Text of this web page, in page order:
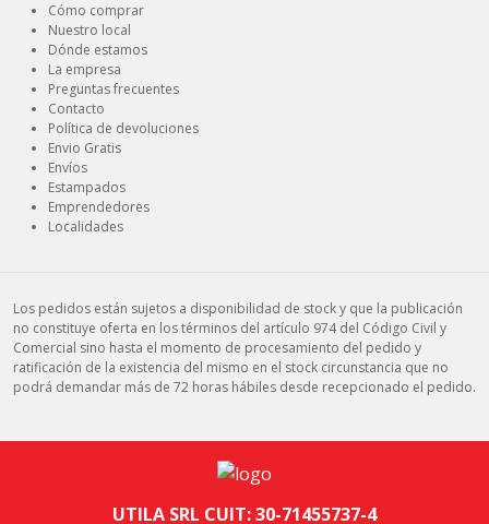
Cómo comprar
Nuestro local
Dónde estamos
La empresa
Preguntas frecuentes
Contacto
Política de devoluciones
Envio Gratis
Envíos
Estampados
Emprendedores
Localidades
Los pedidos están sujetos a disponibilidad de stock y que la publicación
no constituye oferta en los términos del artículo 974 del Código Civil y
Comercial sino hasta el momento de procesamiento del pedido y
ratificación de la existencia del mismo en el stock circunstancia que no
podrá demandar más de 72 horas hábiles desde recepcionado el pedido.
UTILA SRL CUIT: 30-71455737-4